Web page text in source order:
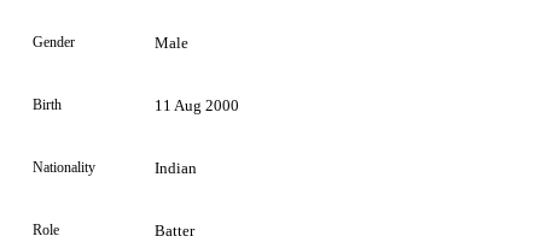
Gender Male
Birth 11 Aug 2000
Nationality Indian
Role Batter